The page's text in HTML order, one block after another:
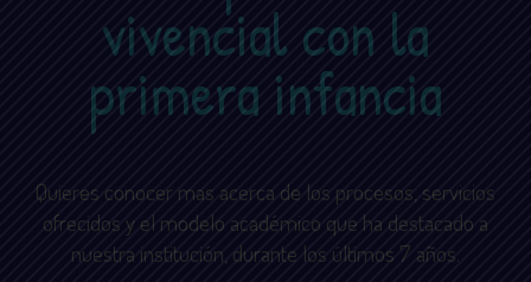
vivencial con la
primera infancia
Quieres conocer mas acerca de los procesos, servicios
ofrecidos y el modelo académico que ha destacado a
nuestra institución, durante los últimos 7 años.